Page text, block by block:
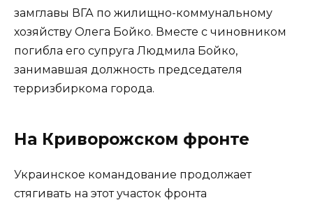
замглавы ВГА по жилищно-коммунальному
хозяйству Олега Бойко. Вместе с чиновником
погибла его супруга Людмила Бойко,
занимавшая должность председателя
терризбиркома города.
На Криворожском фронте
Украинское командование продолжает
стягивать на этот участок фронта